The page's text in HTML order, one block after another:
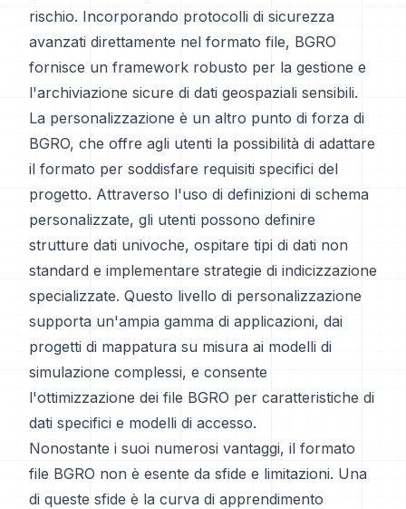
rischio. Incorporando protocolli di sicurezza
avanzati direttamente nel formato file, BGRO
fornisce un framework robusto per la gestione e
l'archiviazione sicure di dati geospaziali sensibili.
La personalizzazione è un altro punto di forza di
BGRO, che offre agli utenti la possibilità di adattare
il formato per soddisfare requisiti specifici del
progetto. Attraverso l'uso di definizioni di schema
personalizzate, gli utenti possono definire
strutture dati univoche, ospitare tipi di dati non
standard e implementare strategie di indicizzazione
specializzate. Questo livello di personalizzazione
supporta un'ampia gamma di applicazioni, dai
progetti di mappatura su misura ai modelli di
simulazione complessi, e consente
l'ottimizzazione dei file BGRO per caratteristiche di
dati specifici e modelli di accesso.
Nonostante i suoi numerosi vantaggi, il formato
file BGRO non è esente da sfide e limitazioni. Una
di queste sfide è la curva di apprendimento